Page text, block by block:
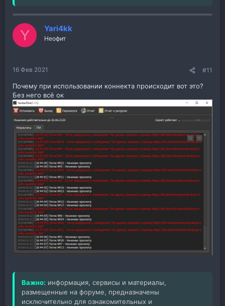
Y Yari4kk
Неофит
16 Фев 2021 #11
Почему при использовании коннекта происходит вот это?
Без него всё ок
Важно: информация, сервисы и материалы,
размещенные на форуме, предназначены
исключительно для ознакомительных и